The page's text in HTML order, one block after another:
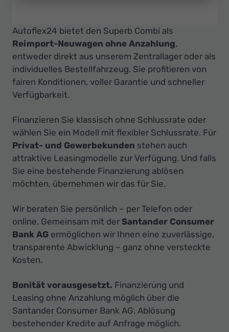
Autoflex24 bietet den Superb Combi als
Reimport-Neuwagen ohne Anzahlung,
entweder direkt aus unserem Zentrallager oder als
individuelles Bestellfahrzeug. Sie profitieren von
fairen Konditionen, voller Garantie und schneller
Verfügbarkeit.
Finanzieren Sie klassisch ohne Schlussrate oder
wählen Sie ein Modell mit flexibler Schlussrate. Für
Privat- und Gewerbekunden stehen auch
attraktive Leasingmodelle zur Verfügung. Und falls
Sie eine bestehende Finanzierung ablösen
möchten, übernehmen wir das für Sie.
Wir beraten Sie persönlich – per Telefon oder
online. Gemeinsam mit der Santander Consumer
Bank AG ermöglichen wir Ihnen eine zuverlässige,
transparente Abwicklung – ganz ohne versteckte
Kosten.
Bonität vorausgesetzt. Finanzierung und
Leasing ohne Anzahlung möglich über die
Santander Consumer Bank AG. Ablösung
bestehender Kredite auf Anfrage möglich.